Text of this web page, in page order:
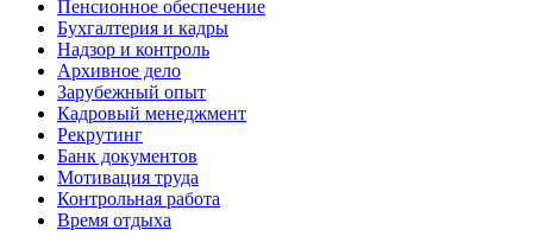
Пенсионное обеспечение
Бухгалтерия и кадры
Надзор и контроль
Архивное дело
Зарубежный опыт
Кадровый менеджмент
Рекрутинг
Банк документов
Мотивация труда
Контрольная работа
Время отдыха